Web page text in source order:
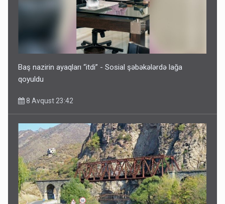
İrəvan dünyaya Azərbaycan üzərindən çıxır – Mühüm
8 Avqust 23:19
Paşinyan Əliyevə zəng etməsindən danışdı
8 Avqust 16:18
Baş nazirin ayaqları “itdi” - Sosial şəbəkələrdə lağa
qoyuldu
8 Avqust 23:42